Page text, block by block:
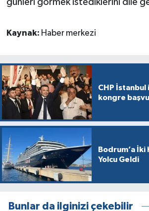
günleri görmek istediklerini dile
Kaynak: Haber merkezi
CHP İstanbul
kongre
Bodrum’a
Yolcu Geldi
Bunlar da ilginizi çekebilir